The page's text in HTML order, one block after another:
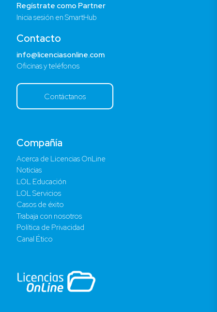
Compañía
Acerca de Licencias OnLine
Noticias
LOL Educación
LOL Servicios
Casos de éxito
Trabaja con nosotros
Política de Privacidad
Canal Ético
Regístrate como Partner
Inicia sesión en SmartHub
Contacto
info@licenciasonline.com
Oficinas y teléfonos
Contáctanos